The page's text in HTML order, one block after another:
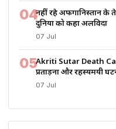
04नहीं रहे अफगानिस्तान के
दुनिया को कहा अलविदा
07 Jul
05Akriti Sutar Death
प्रताड़ना और रहस्यमयी
07 Jul